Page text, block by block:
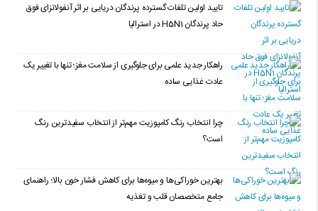
تایید اولین تلفات گسترده پرندگان دریایی بر اثر آنفولانزای فوق
حاد پرندگان H5N1 در استرالیا
راهکار جدید علمی برای جلوگیری از سلامت مغز؛ تنها با تغییر یک
عادت غذایی ساده
چرا انتخاب رنگ کامپوزیت مهم‌تر از انتخاب سفیدترین رنگ
است؟
بهترین خوراکی‌ها و میوه‌ها برای کاهش فشار خون بالا؛ راهنمای
جامع متخصصان قلب و تغذیه